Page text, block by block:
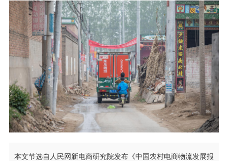
本文节选自人民网新电商研究院发布《中国农村电商物流发展报